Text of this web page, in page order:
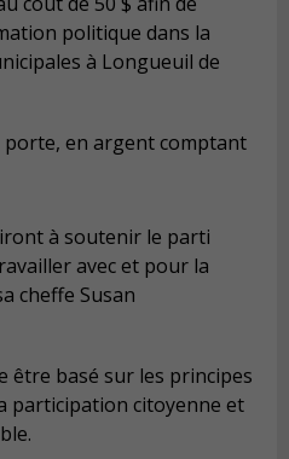
politique dans la
à Longueuil de
porte, en argent comptant
à soutenir le parti
avec et pour la
cheffe Susan
être basé sur les principes
participation citoyenne et